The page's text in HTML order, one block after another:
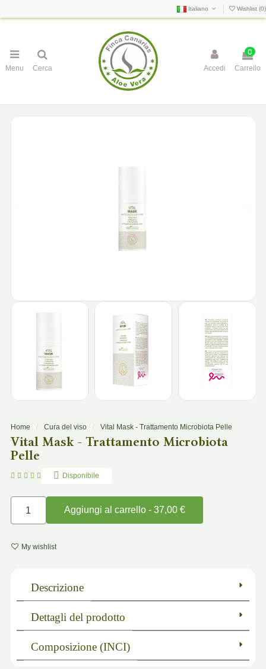
Italiano Wishlist (0)
Menu Cerca Accedi
0
Carrello
Home Cura del viso Vital Mask - Trattamento Microbiota Pelle
Vital Mask - Trattamento Microbiota
Pelle
     Disponibile
Aggiungi al carrello - 37,00 €
My wishlist
Descrizione
Dettagli del prodotto
Composizione (INCI)